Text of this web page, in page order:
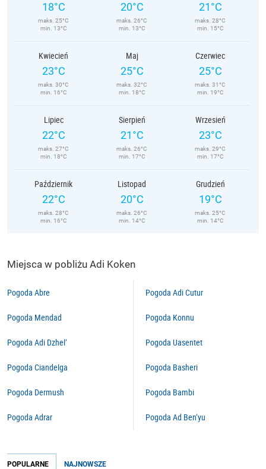
18°C
maks. 25°C
min. 13°C
20°C
maks. 26°C
min. 13°C
21°C
maks. 28°C
min. 15°C
Kwiecień
23°C
maks. 30°C
min. 16°C
Maj
25°C
maks. 32°C
min. 18°C
Czerwiec
25°C
maks. 31°C
min. 19°C
Lipiec
22°C
maks. 27°C
min. 18°C
Sierpień
21°C
maks. 26°C
min. 17°C
Wrzesień
23°C
maks. 29°C
min. 17°C
Październik
22°C
maks. 28°C
min. 16°C
Listopad
20°C
maks. 26°C
min. 14°C
Grudzień
19°C
maks. 25°C
min. 14°C
Miejsca w pobliżu Adi Koken
Pogoda Abre
Pogoda Mendad
Pogoda Adi Dzhel’
Pogoda Ciandelga
Pogoda Dermush
Pogoda Adrar
Pogoda Adi Cutur
Pogoda Konnu
Pogoda Uasentet
Pogoda Basheri
Pogoda Bambi
Pogoda Ad Ben’yu
POPULARNE NAJNOWSZE